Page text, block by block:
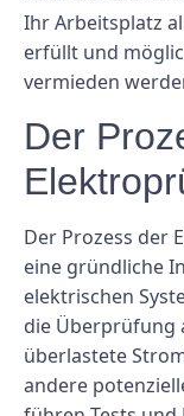
Ihr Arbeitsplatz
erfüllt und
vermieden
Der
Der Prozess der
eine gründliche
elektrischen
die Überprüfung
überlastete
andere